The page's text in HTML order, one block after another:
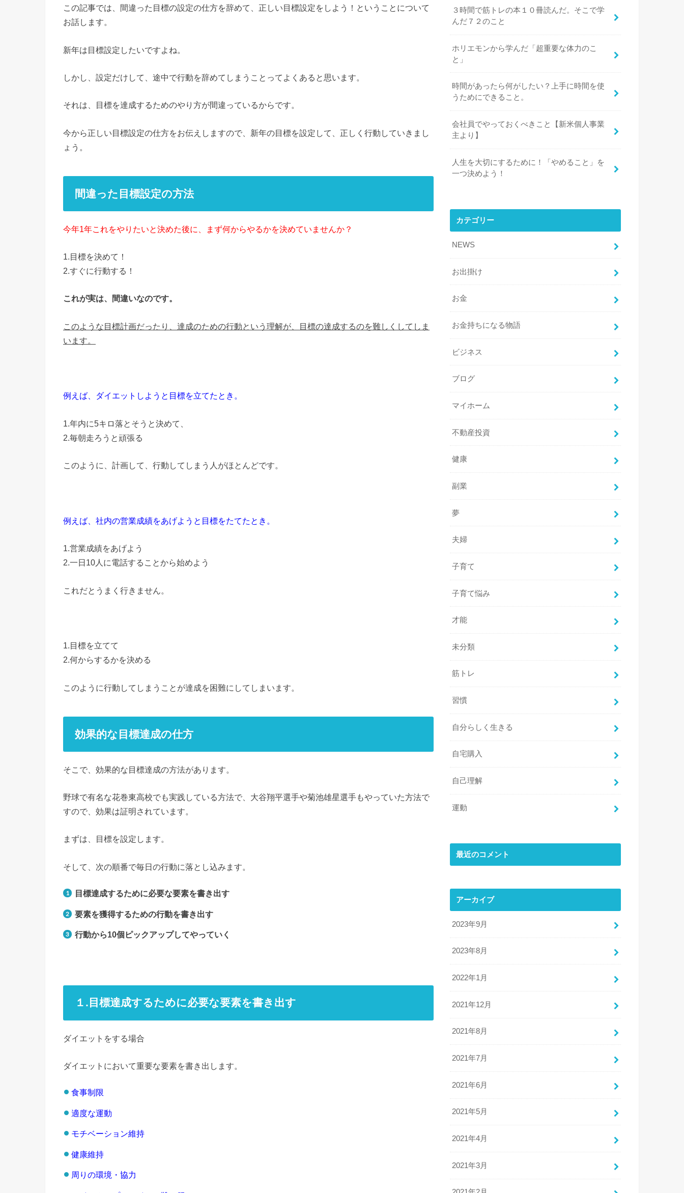
この記事では、間違った目標の設定の仕方を辞めて、正しい目標設定をしよう！ということについて
お話します。
新年は目標設定したいですよね。
しかし、設定だけして、途中で行動を辞めてしまうことってよくあると思います。
それは、目標を達成するためのやり方が間違っているからです。
今から正しい目標設定の仕方をお伝えしますので、新年の目標を設定して、正しく行動していきまし
ょう。
間違った目標設定の方法
今年1年これをやりたいと決めた後に、まず何からやるかを決めていませんか？
1.目標を決めて！
2.すぐに行動する！
これが実は、間違いなのです。
このような目標計画だったり、達成のための行動という理解が、目標の達成するのを難しくしてしま
います。
例えば、ダイエットしようと目標を立てたとき。
1.年内に5キロ落とそうと決めて、
2.毎朝走ろうと頑張る
このように、計画して、行動してしまう人がほとんどです。
例えば、社内の営業成績をあげようと目標をたてたとき。
1.営業成績をあげよう
2.一日10人に電話することから始めよう
これだとうまく行きません。
1.目標を立てて
2.何からするかを決める
このように行動してしまうことが達成を困難にしてしまいます。
効果的な目標達成の仕方
そこで、効果的な目標達成の方法があります。
野球で有名な花巻東高校でも実践している方法で、大谷翔平選手や菊池雄星選手もやっていた方法で
すので、効果は証明されています。
まずは、目標を設定します。
そして、次の順番で毎日の行動に落とし込みます。
目標達成するために必要な要素を書き出す
要素を獲得するための行動を書き出す
行動から10個ピックアップしてやっていく
１.目標達成するために必要な要素を書き出す
ダイエットをする場合
ダイエットにおいて重要な要素を書き出します。
食事制限
適度な運動
モチベーション維持
健康維持
周りの環境・協力
３時間で筋トレの本１０冊読んだ。そこで学
んだ７２のこと
ホリエモンから学んだ「超重要な体力のこ
と」
時間があったら何がしたい？上手に時間を使
うためにできること。
会社員でやっておくべきこと【新米個人事業
主より】
人生を大切にするために！「やめること」を
一つ決めよう！
カテゴリー
NEWS
お出掛け
お金
お金持ちになる物語
ビジネス
ブログ
マイホーム
不動産投資
健康
副業
夢
夫婦
子育て
子育て悩み
才能
未分類
筋トレ
習慣
自分らしく生きる
自宅購入
自己理解
運動
最近のコメント
アーカイブ
2023年9月
2023年8月
2022年1月
2021年12月
2021年8月
2021年7月
2021年6月
2021年5月
2021年4月
2021年3月